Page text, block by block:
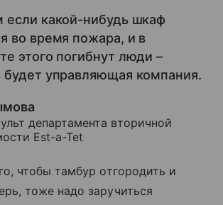
если какой-нибудь шкаф
во время пожара, и в
этого погибнут люди –
будет управляющая компания.
департамента вторичной
Est-a-Tet
чтобы тамбур отгородить и
тоже надо заручиться